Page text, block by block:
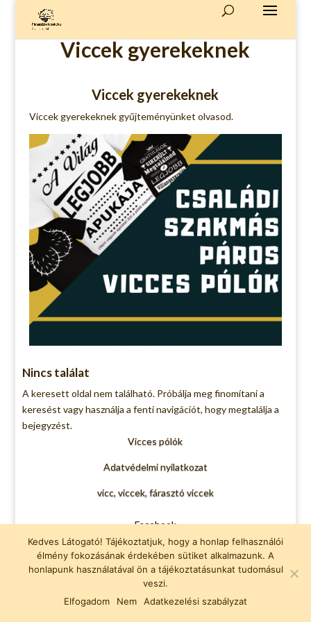
Viccek gyerekeknek
Viccek gyerekeknek
Viccek gyerekeknek gyűjteményünket olvasod.
Nincs találat
A keresett oldal nem található. Próbálja meg finomítani a
keresést vagy használja a fenti navigációt, hogy megtalálja a
bejegyzést.
Vicces pólók
Adatvédelmi nyilatkozat
vicc, viccek, fárasztó viccek
Facebook
Kedves Látogató! Tájékoztatjuk, hogy a honlap felhasználói
élmény fokozásának érdekében sütiket alkalmazunk. A
honlapunk használatával ön a tájékoztatásunkat tudomásul
veszi.
Elfogadom
Nem Adatkezelési szabályzat